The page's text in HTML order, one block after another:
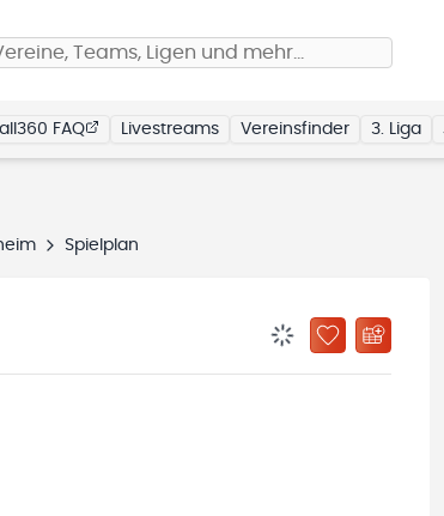
Teams, Ligen und mehr…
FAQ Livestreams Vereinsfinder 3. Liga
Spielplan
ZU „MEINE